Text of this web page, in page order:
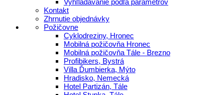
Kontakt
Zhrnutie objednávky
Požičovne
Cyklodreziny, Hronec
Mobilná požičovňa Hronec
Mobilná požičovňa Tále - Brezno
Profibikers, Bystrá
Villa Ďumbierka, Mýto
Hradisko, Nemecká
Hotel Partizán, Tále